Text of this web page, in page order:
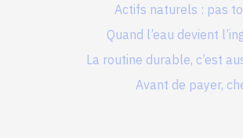
Actifs naturels : pas
Quand l’eau devient
La routine durable, c’est
Avant de payer,